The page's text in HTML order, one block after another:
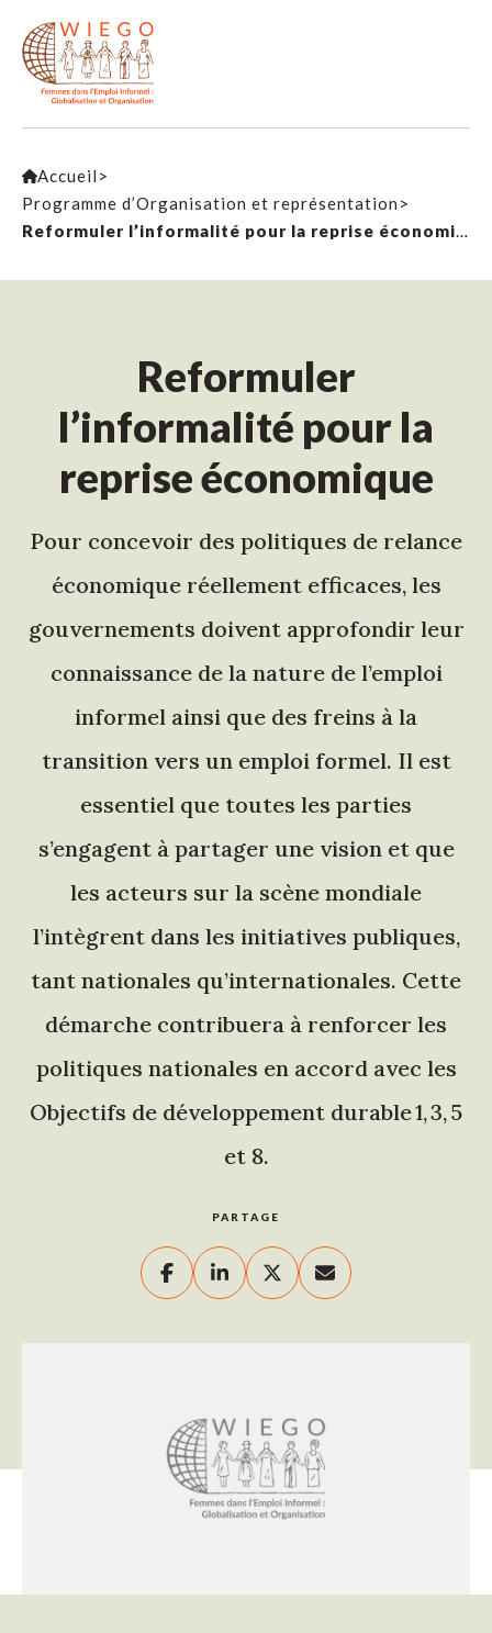
Accueil >
Programme d’Organisation et représentation >
Reformuler l’informalité pour la reprise économique
Reformuler
l’informalité pour la
reprise économique
Pour concevoir des politiques de relance
économique réellement efficaces, les
gouvernements doivent approfondir leur
connaissance de la nature de l’emploi
informel ainsi que des freins à la
transition vers un emploi formel. Il est
essentiel que toutes les parties
s’engagent à partager une vision et que
les acteurs sur la scène mondiale
l’intègrent dans les initiatives publiques,
tant nationales qu’internationales. Cette
démarche contribuera à renforcer les
politiques nationales en accord avec les
Objectifs de développement durable 1, 3, 5
et 8.
PARTAGE